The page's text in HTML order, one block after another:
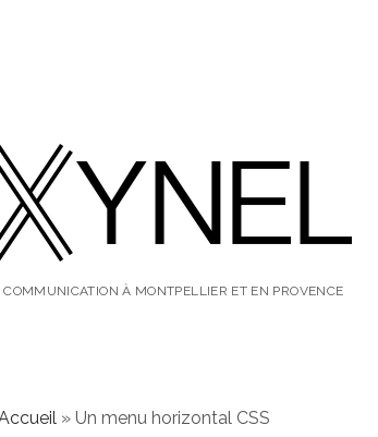
COMMUNICATION À MONTPELLIER ET EN PROVENCE
» Un menu horizontal CSS